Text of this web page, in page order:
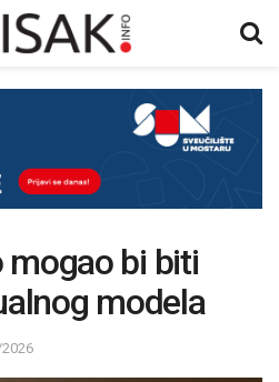
mogao bi biti
modela